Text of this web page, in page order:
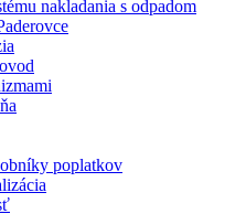
nakladania s odpadom
poplatkov